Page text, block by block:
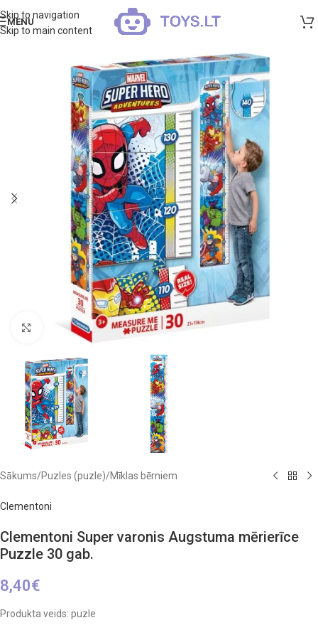
Skip to navigation
Skip to main content
MENU
Click to enlarge
Sākums/Puzles (puzle)/Mīklas bērniem
Clementoni
Clementoni Super varonis Augstuma mērierīce
Puzzle 30 gab.
8,40€
Produkta veids: puzle